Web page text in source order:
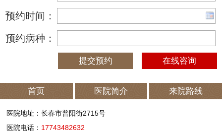
预约时间：
预约病种：
在线咨询
首页 医院简介 来院路线
医院地址：长春市普阳街2715号
医院电话： 17743482632